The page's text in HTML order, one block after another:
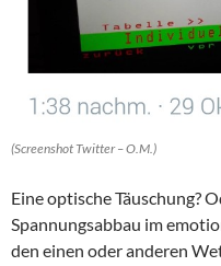
(Screenshot Twitter – O.M.)
Eine optische Täuschung?
Spannungsabbau im
den einen oder anderen